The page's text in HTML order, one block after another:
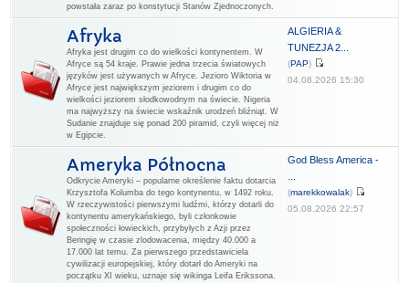
powstała zaraz po konstytucji Stanów Zjednoczonych.
Afryka
Afryka jest drugim co do wielkości kontynentem. W
Afryce są 54 kraje. Prawie jedna trzecia światowych
języków jest używanych w Afryce. Jezioro Wiktoria w
Afryce jest największym jeziorem i drugim co do
wielkości jeziorem słodkowodnym na świecie. Nigeria
ma najwyższy na świecie wskaźnik urodzeń bliźniąt. W
Sudanie znajduje się ponad 200 piramid, czyli więcej niż
w Egipcie.
ALGIERIA &
TUNEZJA 2...
(PAP)
04.08.2026 15:30
Ameryka Północna
Odkrycie Ameryki – popularne określenie faktu dotarcia
Krzysztofa Kolumba do tego kontynentu, w 1492 roku.
W rzeczywistości pierwszymi ludźmi, którzy dotarli do
kontynentu amerykańskiego, byli członkowie
społeczności łowieckich, przybyłych z Azji przez
Beringię w czasie zlodowacenia, między 40.000 a
17.000 lat temu. Za pierwszego przedstawiciela
cywilizacji europejskiej, który dotarł do Ameryki na
początku XI wieku, uznaje się wikinga Leifa Erikssona.
God Bless America -
(marekkowalak)
05.08.2026 22:57